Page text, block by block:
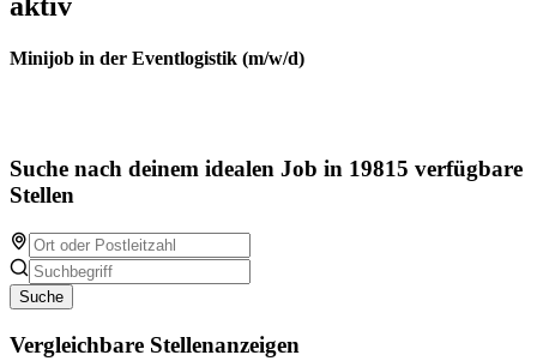
Minijob in der Eventlogistik (m/w/d)
Suche nach deinem idealen Job in 19815 verfügbare
Stellen
Suche
Vergleichbare Stellenanzeigen